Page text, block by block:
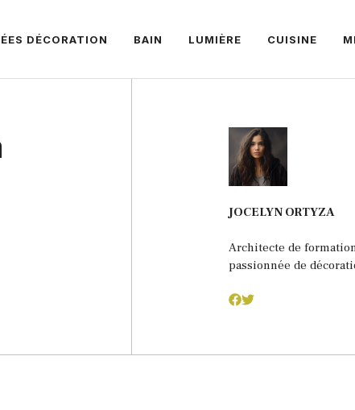
DÉCORATION BAIN LUMIÈRE CUISINE
JOCELYN ORTYZA
Architecte de
passionnée de